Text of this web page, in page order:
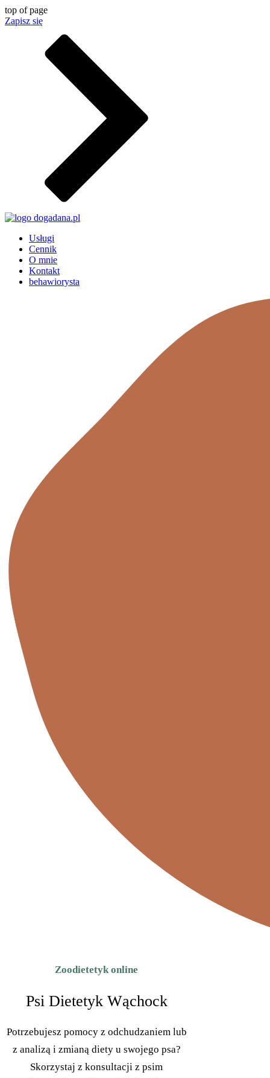
top of page
Zapisz się
Usługi
Cennik
O mnie
Kontakt
behawiorysta
Zoodietetyk online
Psi Dietetyk Wąchock
Potrzebujesz pomocy z odchudzaniem lub
z analizą i zmianą diety u swojego psa?
Skorzystaj z konsultacji z psim